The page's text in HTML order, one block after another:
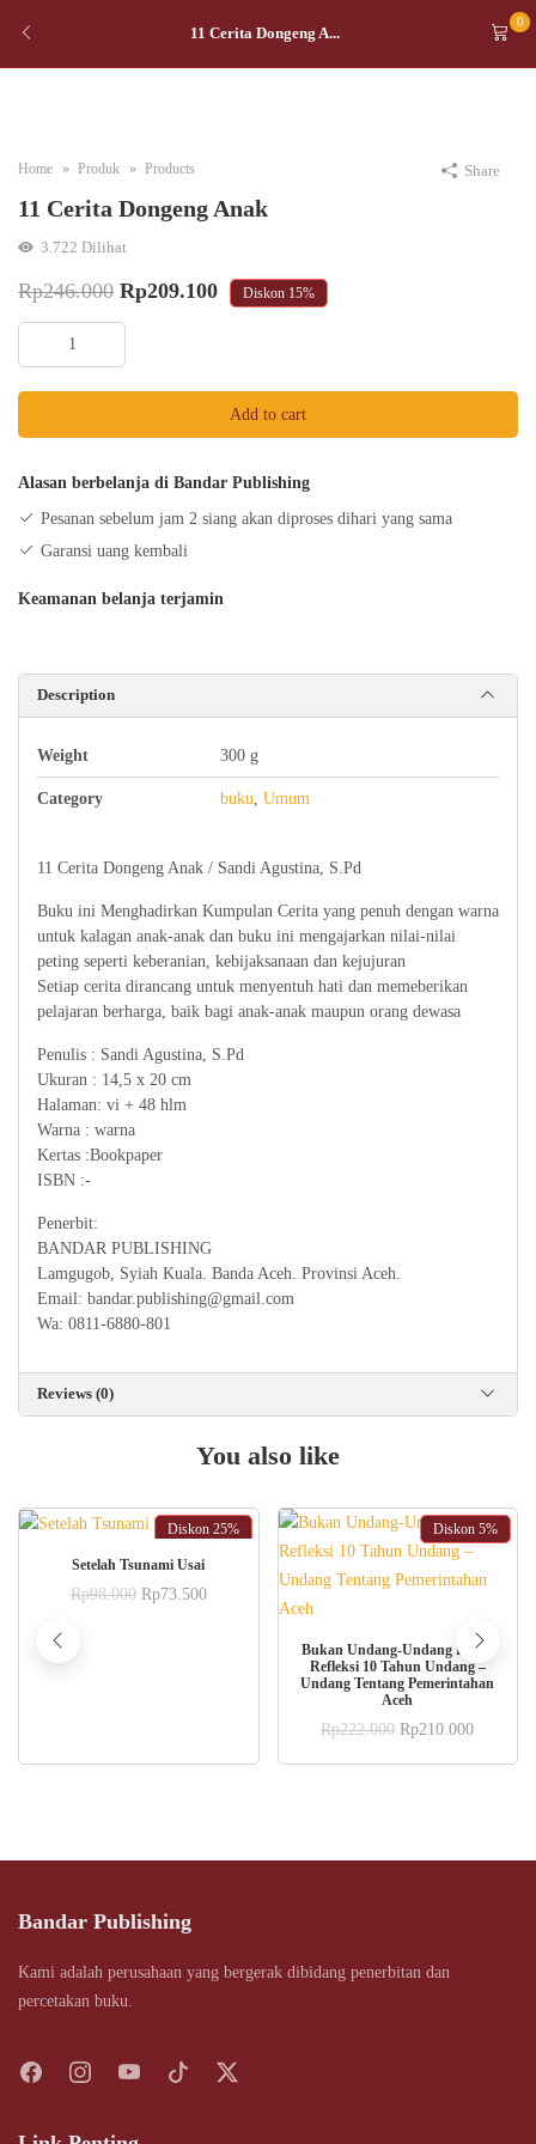
11 Cerita Dongeng A...
0
Home Produk Products
11 Cerita Dongeng Anak
3.722 Dilihat
Rp246.000 Original
price
was:
Rp209.100Current
Diskon 15%
Cerita
Dongeng
Add to cart
Alasan berbelanja di Bandar Publishing
Pesanan sebelum jam 2 siang akan diproses dihari yang sama
Garansi uang kembali
Keamanan belanja terjamin
Share
Description
Weight 300 g
Category buku, Umum
11 Cerita Dongeng Anak / Sandi Agustina, S.Pd
Buku ini Menghadirkan Kumpulan Cerita yang penuh dengan warna
untuk kalagan anak-anak dan buku ini mengajarkan nilai-nilai
peting seperti keberanian, kebijaksanaan dan kejujuran
Setiap cerita dirancang untuk menyentuh hati dan memeberikan
pelajaran berharga, baik bagi anak-anak maupun orang dewasa
Penulis : Sandi Agustina, S.Pd
Ukuran : 14,5 x 20 cm
Halaman: vi + 48 hlm
Warna : warna
Kertas :Bookpaper
ISBN :-
Penerbit:
BANDAR PUBLISHING
Lamgugob, Syiah Kuala. Banda Aceh. Provinsi Aceh.
Email: bandar.publishing@gmail.com
Wa: 0811-6880-801
Reviews (0)
You also like
Diskon 25%
Setelah Tsunami Usai
Rp98.000 Original
Rp73.500Current
Diskon 5%
Bukan Undang-Undang Biasa;
Refleksi 10 Tahun Undang –
Undang Tentang Pemerintahan
Aceh
Rp222.000 Original
was:
Rp210.000Current
is:
Bandar Publishing
Kami adalah perusahaan yang bergerak dibidang penerbitan dan
percetakan buku.